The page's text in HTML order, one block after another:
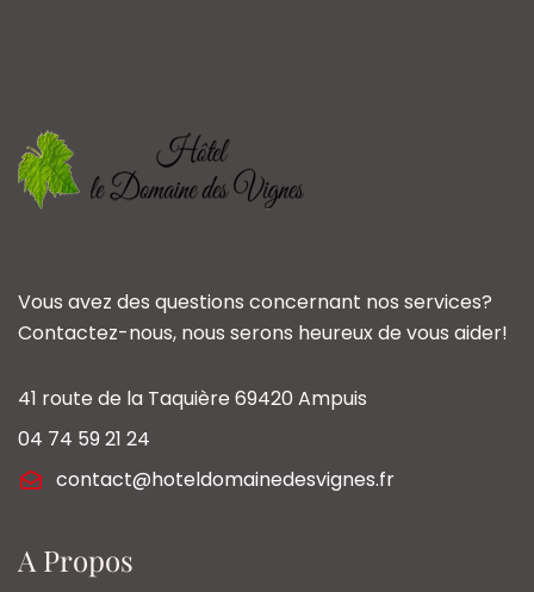
Vous avez des questions concernant nos services?
Contactez-nous, nous serons heureux de vous aider!
41 route de la Taquière 69420 Ampuis
04 74 59 21 24
contact@hoteldomainedesvignes.fr
A Propos